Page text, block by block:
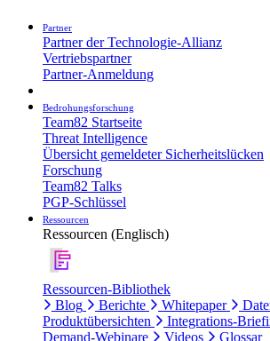
Partner
Partner der Technologie-Allianz
Vertriebspartner
Partner-Anmeldung
Bedrohungsforschung
Team82 Startseite
Threat Intelligence
Übersicht gemeldeter Sicherheitslücken
Forschung
Team82 Talks
PGP-Schlüssel
Ressourcen
Ressourcen (Englisch)
Ressourcen-Bibliothek
Blog
Berichte Whitepaper
Produktübersichten
Integrations-
Demand-Webinare
Videos
Glossar